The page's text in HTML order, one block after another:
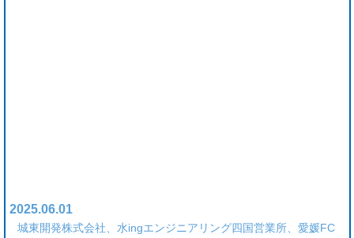
2025.06.01
城東開発株式会社、水ingエンジニアリング四国営業所、愛媛FC